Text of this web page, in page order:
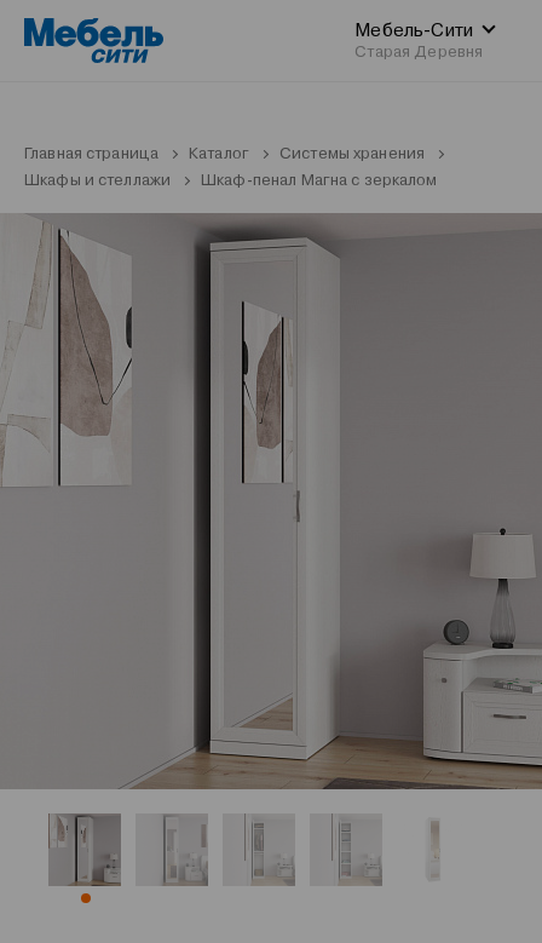
Мебель-Сити
Старая Деревня
Главная страница Каталог
Системы хранения
Шкафы и стеллажи
Шкаф-пенал Магна с зеркалом